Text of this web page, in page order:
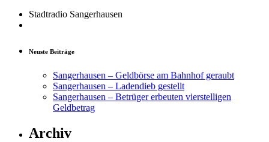
Stadtradio Sangerhausen
Neuste Beiträge
Sangerhausen – Geldbörse am Bahnhof geraubt
Sangerhausen – Ladendieb gestellt
Sangerhausen – Betrüger erbeuten vierstelligen
Geldbetrag
Archiv